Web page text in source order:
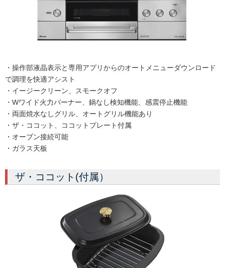
・操作部液晶表示と専用アプリからのオートメニューダウンロード
で調理を快適アシスト
・イージークリーン、スモークオフ
・Wワイド火力バーナー、鍋なし検知機能、感震停止機能
・両面焼水なしグリル、オートグリル機能あり
・ザ・ココット、ココットプレート付属
・オーブン接続可能
・ガラス天板
ザ・ココット(付属）